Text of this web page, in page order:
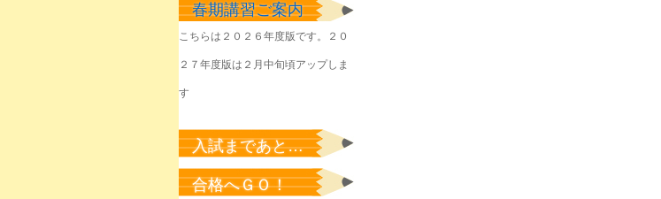
該当者のみなさん
2026年5月23日
塾生のみなさん
2026年5月7日
新緑の候、来年の桜の
ために
春期講習ご案内
こちらは２０２６年度版です。２０
２７年度版は２月中旬頃アップしま
す
入試まであと…
合格へＧＯ！